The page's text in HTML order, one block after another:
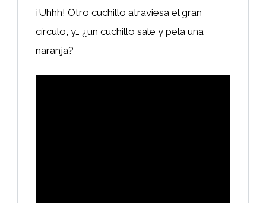
¡Uhhh! Otro cuchillo atraviesa el gran
círculo, y… ¿un cuchillo sale y pela una
naranja?